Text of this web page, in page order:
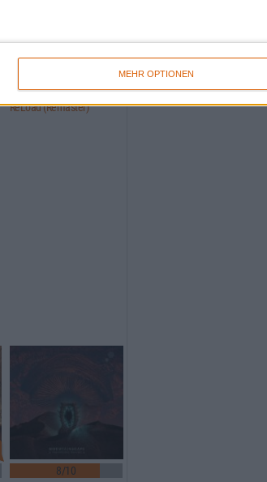
MEHR OPTIONEN
Metallica
ReLoad (Remaster)
8/10